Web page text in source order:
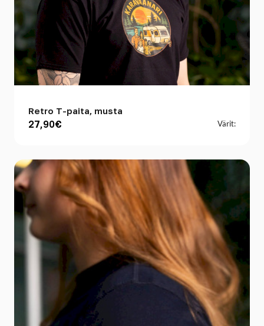
Retro T-paita, musta
27,90€ Värit: